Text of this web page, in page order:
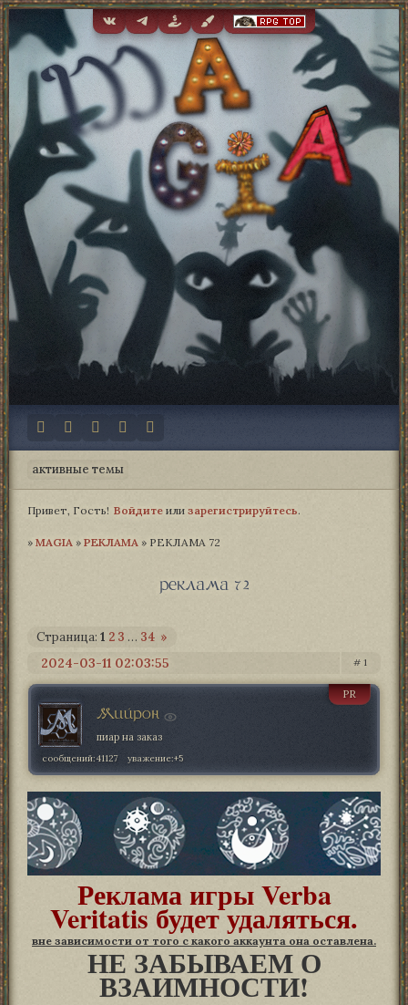
активные темы
Привет, Гость! Войдите или зарегистрируйтесь.
» MAGIA­ » РЕКЛАМА » РЕКЛАМА 72
реклама 72
Страница: 1 2 3 … 34 »
1
2024-03-11 02:03:55
Мийрон
PR
пиар на заказ
сообщений:41127 уважение:+5
Реклама игры Verba
Veritatis будет удаляться.
вне зависимости от того с какого аккаунта она оставлена.
НЕ ЗАБЫВАЕМ О
ВЗАИМНОСТИ!